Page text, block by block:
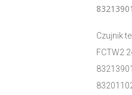
Czujnik
FCTW2